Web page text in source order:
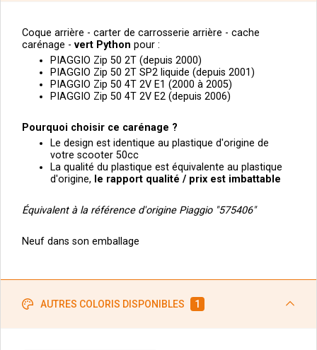
Coque arrière - carter de carrosserie arrière - cache
carénage - vert Python pour :
PIAGGIO Zip 50 2T (depuis 2000)
PIAGGIO Zip 50 2T SP2 liquide (depuis 2001)
PIAGGIO Zip 50 4T 2V E1 (2000 à 2005)
PIAGGIO Zip 50 4T 2V E2 (depuis 2006)
Pourquoi choisir ce carénage ?
Le design est identique au plastique d'origine de
votre scooter 50cc
La qualité du plastique est équivalente au plastique
d'origine, le rapport qualité / prix est imbattable
Équivalent à la référence d'origine Piaggio "575406"
Neuf dans son emballage
AUTRES COLORIS DISPONIBLES 1